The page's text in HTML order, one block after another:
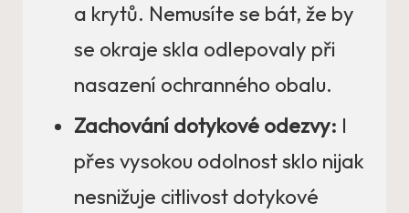
a krytů. Nemusíte se bát, že by
se okraje skla odlepovaly při
nasazení ochranného obalu.
Zachování dotykové odezvy: I
přes vysokou odolnost sklo nijak
nesnižuje citlivost dotykové